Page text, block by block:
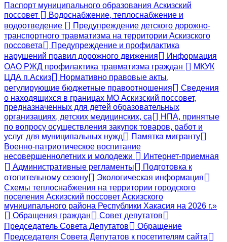
Паспорт муниципального образования Аскизский
поссовет
Водоснабжение, теплоснабжение и
водоотведение
Предупреждение детского дорожно-
транспортного травматизма на территории Аскизского
поссовета
Предупреждение и профилактика
нарушений правил дорожного движения
Информация
ОАО РЖД профилактика травматизма граждан
МКУК
ЦДА п.Аскиз
Нормативно правовые акты,
регулирующие бюджетные правоотношения
Сведения
о находящихся в границах МО Аскизский поссовет,
предназначенных для детей образовательных
организациях, детских медицинских, са
НПА, принятые
по вопросу осуществления закупок товаров, работ и
услуг для муниципальных нужд
Памятка мигранту
Военно-патриотическое воспитание
несовершеннолетних и молодежи
Интернет-приемная
Административные регламенты
Подготовка к
отопительному сезону
Экологическая информация
Схемы теплоснабжения на территории городского
поселения Аскизский поссовет Аскизского
муниципального района Республики Хакасия на 2026 г.»
Обращения граждан
Совет депутатов
Председатель Совета Депутатов
Обращение
Председателя Совета Депутатов к посетителям сайта